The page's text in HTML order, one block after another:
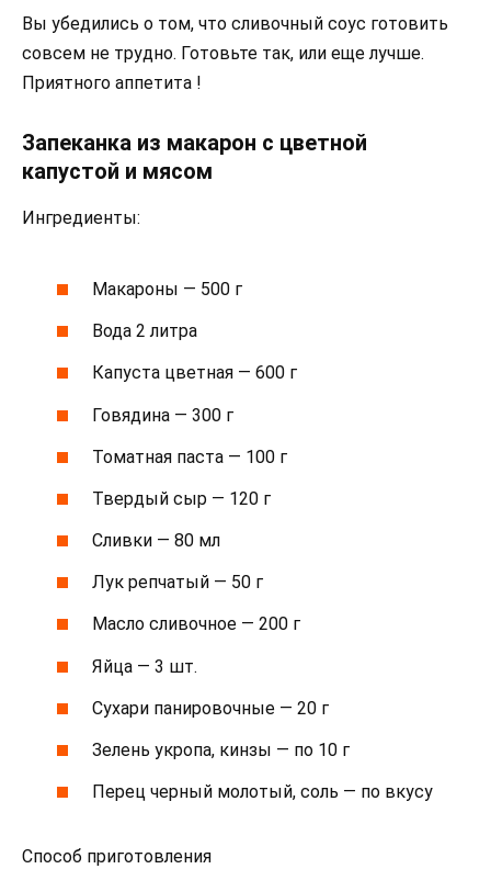
Вы убедились о том, что сливочный соус готовить
совсем не трудно. Готовьте так, или еще лучше.
Приятного аппетита !
Запеканка из макарон с цветной
капустой и мясом
Ингредиенты:
Макароны — 500 г
Вода 2 литра
Капуста цветная — 600 г
Говядина — 300 г
Томатная паста — 100 г
Твердый сыр — 120 г
Сливки — 80 мл
Лук репчатый — 50 г
Масло сливочное — 200 г
Яйца — 3 шт.
Сухари панировочные — 20 г
Зелень укропа, кинзы — по 10 г
Перец черный молотый, соль — по вкусу
Способ приготовления